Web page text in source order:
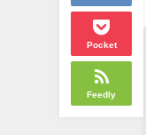
Pocket
Feedly